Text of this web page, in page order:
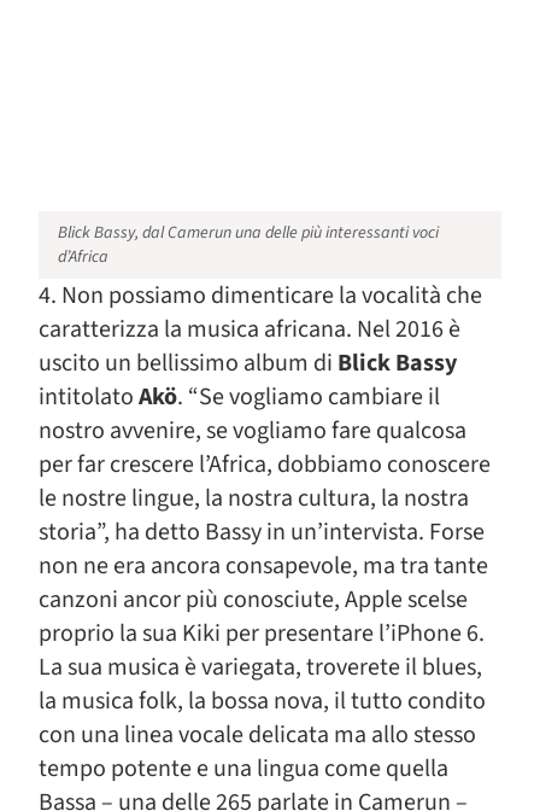
Blick Bassy, dal Camerun una delle più interessanti voci
d’Africa
4. Non possiamo dimenticare la vocalità che
caratterizza la musica africana. Nel 2016 è
uscito un bellissimo album di Blick Bassy
intitolatoAkö. “Se vogliamo cambiare il
nostro avvenire, se vogliamo fare qualcosa
per far crescere l’Africa, dobbiamo conoscere
le nostre lingue, la nostra cultura, la nostra
storia”, ha detto Bassy in un’intervista. Forse
non ne era ancora consapevole, ma tra tante
canzoni ancor più conosciute, Apple scelse
proprio la sua Kiki per presentare l’iPhone 6.
La sua musica è variegata, troverete il blues,
la musica folk, la bossa nova, il tutto condito
con una linea vocale delicata ma allo stesso
tempo potente e una lingua come quella
Bassa – una delle 265 parlate in Camerun –